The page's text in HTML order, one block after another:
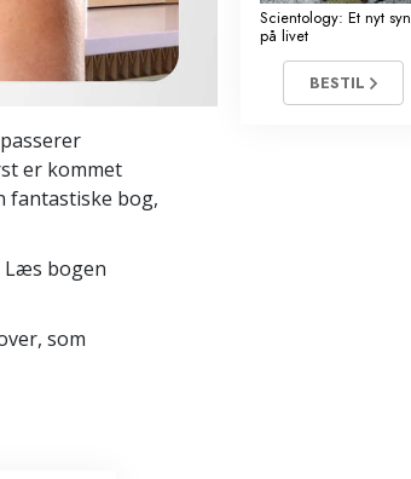
Undersøgelser
Organiseringens grundlag
Det grundlæggende om public
er kommet
fantastiske bog,
Læs bogen
som
Scientology: Et nyt syn
på livet
BESTIL